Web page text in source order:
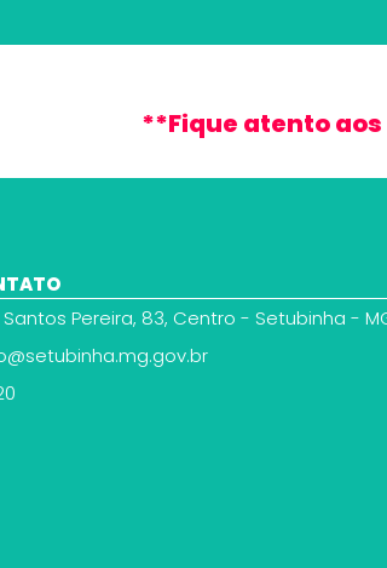
**Fique atento
Santos Pereira, 83, Centro - Setubinha -